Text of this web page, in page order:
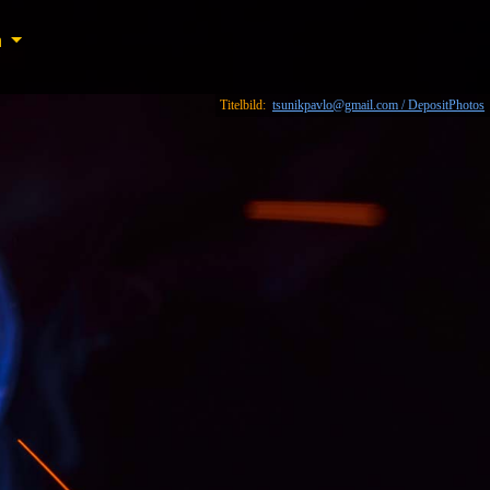
Titelbild: tsunikpavlo@gmail.com / DepositPhotos